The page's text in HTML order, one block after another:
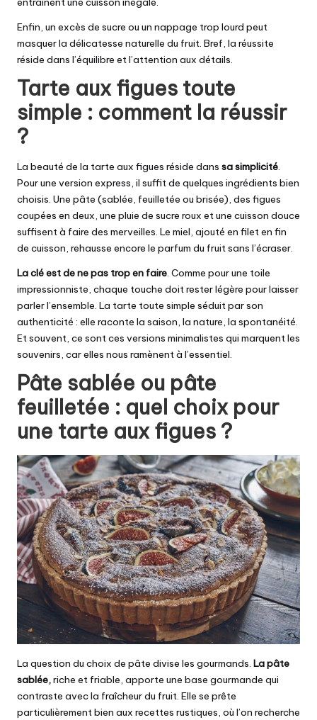
Enfin, un excès de sucre ou un nappage trop lourd peut
masquer la délicatesse naturelle du fruit. Bref, la réussite
réside dans l’équilibre et l’attention aux détails.
Tarte aux figues toute
simple : comment la réussir
?
La beauté de la tarte aux figues réside dans sa simplicité.
Pour une version express, il suffit de quelques ingrédients bien
choisis. Une pâte (sablée, feuilletée ou brisée), des figues
coupées en deux, une pluie de sucre roux et une cuisson douce
suffisent à faire des merveilles. Le miel, ajouté en filet en fin
de cuisson, rehausse encore le parfum du fruit sans l’écraser.
La clé est de ne pas trop en faire. Comme pour une toile
impressionniste, chaque touche doit rester légère pour laisser
parler l’ensemble. La tarte toute simple séduit par son
authenticité : elle raconte la saison, la nature, la spontanéité.
Et souvent, ce sont ces versions minimalistes qui marquent les
souvenirs, car elles nous ramènent à l’essentiel.
Pâte sablée ou pâte
feuilletée : quel choix pour
une tarte aux figues ?
La question du choix de pâte divise les gourmands. La pâte
sablée,riche et friable, apporte une base gourmande qui
contraste avec la fraîcheur du fruit. Elle se prête
particulièrement bien aux recettes rustiques, où l’on recherche